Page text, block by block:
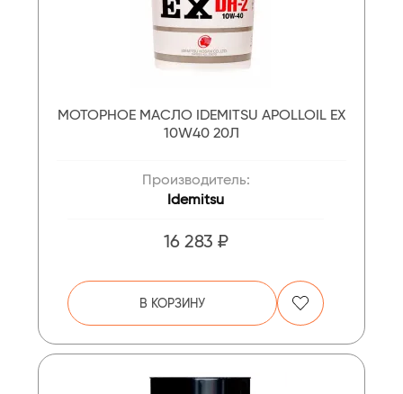
МОТОРНОЕ МАСЛО IDEMITSU APOLLOIL EX
10W40 20Л
Производитель:
Idemitsu
16 283 ₽
В КОРЗИНУ